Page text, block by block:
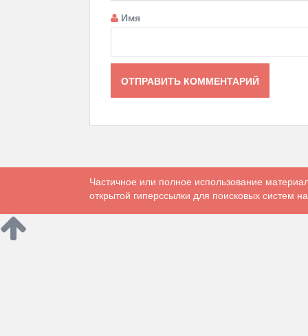
Имя
Частичное или полное использование
открытой гиперссылки для поисковых систем